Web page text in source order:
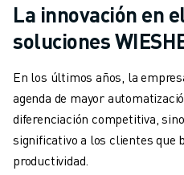
La innovación en
soluciones
En los últimos años, la
agenda de mayor
diferenciación competitiva,
significativo a los clientes que
productividad.